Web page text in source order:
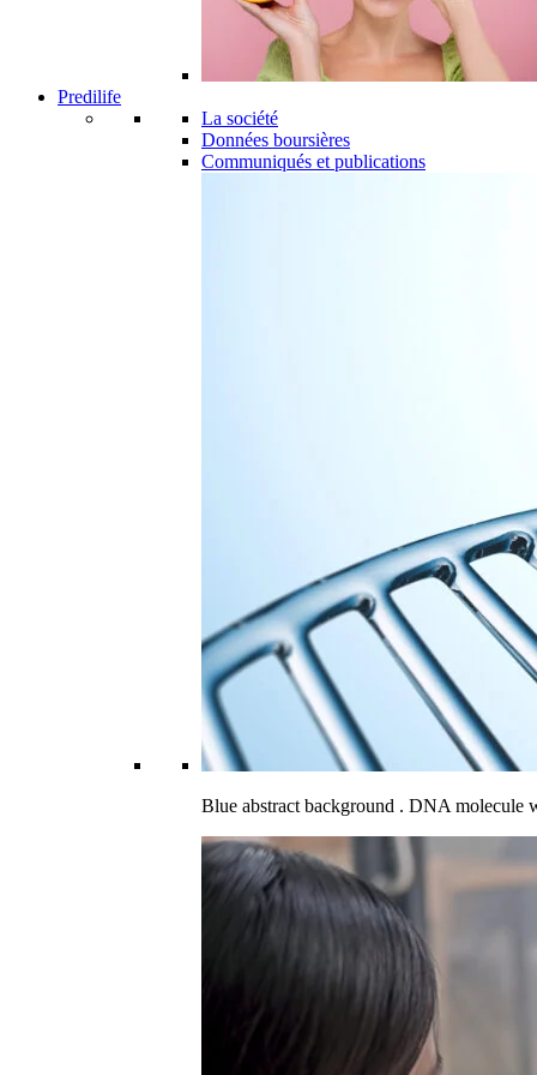
Predilife
La société
Données boursières
Communiqués et publications
Blue abstract background . DNA molecule